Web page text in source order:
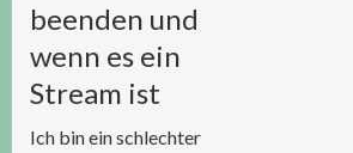
beenden und
wenn es ein
Stream ist
Ich bin ein schlechter